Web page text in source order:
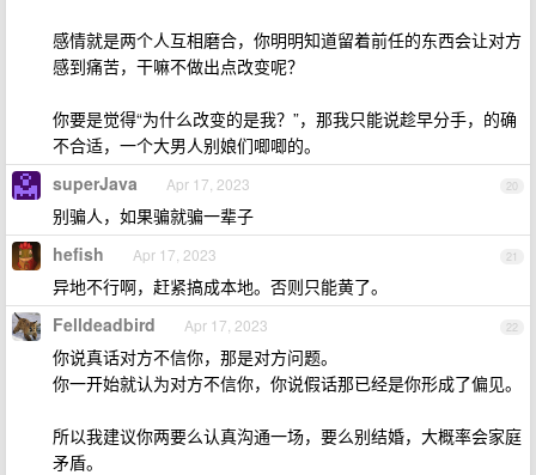
感情就是两个人互相磨合，你明明知道留着前任的东西会让对方
感到痛苦，干嘛不做出点改变呢？
你要是觉得“为什么改变的是我？”，那我只能说趁早分手，的确
不合适，一个大男人别娘们唧唧的。
20
superJava Apr 17, 2023
别骗人，如果骗就骗一辈子
21
hefish Apr 17, 2023
异地不行啊，赶紧搞成本地。否则只能黄了。
22
Felldeadbird Apr 17, 2023
你说真话对方不信你，那是对方问题。
你一开始就认为对方不信你，你说假话那已经是你形成了偏见。
所以我建议你两要么认真沟通一场，要么别结婚，大概率会家庭
矛盾。